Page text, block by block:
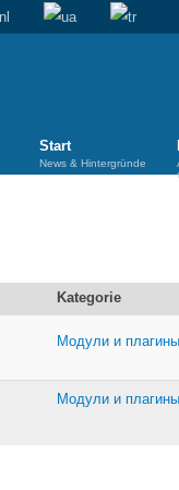
Start
News & Hintergründe
Kategorie
Модули и плагины
Модули и плагины